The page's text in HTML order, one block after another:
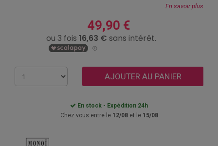
En savoir plus
49,90 €
AJOUTER AU PANIER
En stock - Expédition 24h
Chez vous entre le 12/08et le 15/08